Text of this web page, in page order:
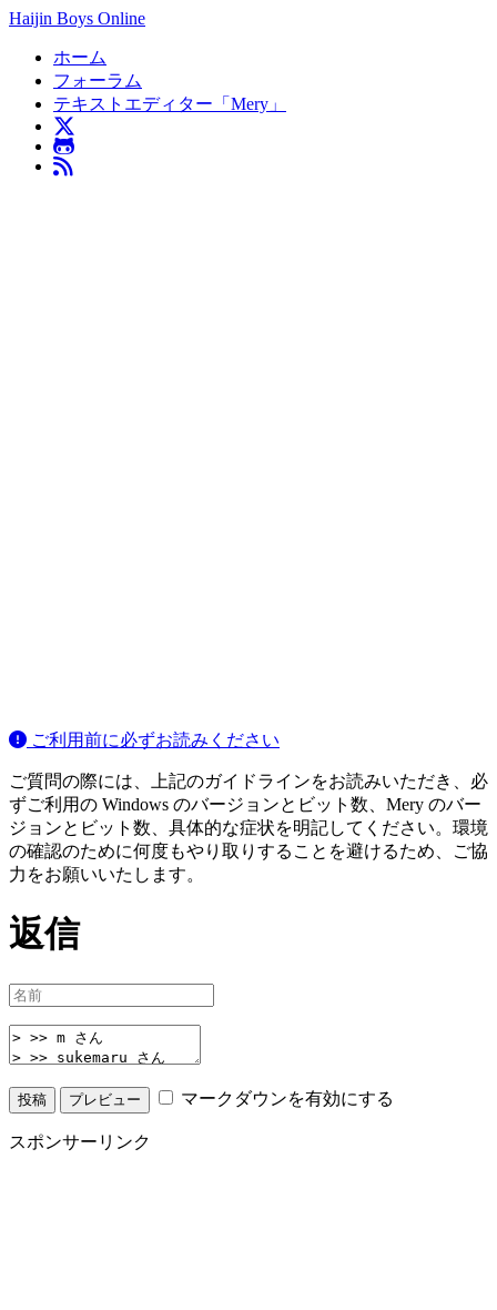
Haijin Boys Online
ホーム
フォーラム
テキストエディター「Mery」
ご利用前に必ずお読みください
ご質問の際には、上記のガイドラインをお読みいただき、必
ずご利用の Windows のバージョンとビット数、Mery のバー
ジョンとビット数、具体的な症状を明記してください。環境
の確認のために何度もやり取りすることを避けるため、ご協
力をお願いいたします。
返信
マークダウンを有効にする
スポンサーリンク